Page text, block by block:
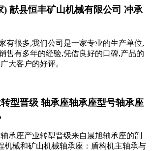
) 献县恒丰矿山机械有限公司 冲承
有很多,我们公司是一家专业的生产单位,
售有多年的经验,凭借良好的口碑,产品的
大客户的好评。
型晋级 轴承座轴承座型号轴承座
承座产业转型晋级来自晨旭轴承座的剖
机械和矿山机械轴承座：盾构机主轴承与